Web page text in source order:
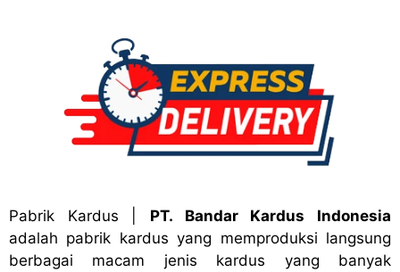
Pabrik Kardus
PT. Bandar Kardus Indonesia
adalah pabrik kardus yang memproduksi langsung
berbagai macam jenis kardus yang banyak